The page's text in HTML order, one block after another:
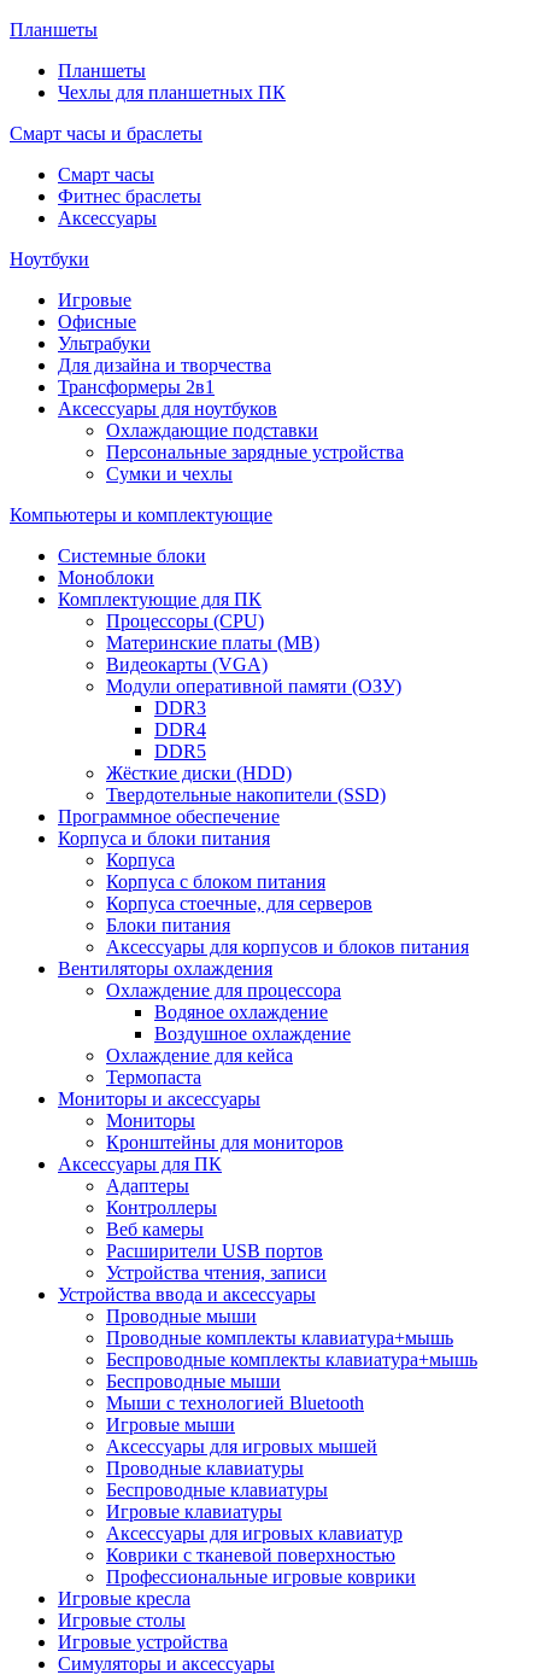
Планшеты
Планшеты
Чехлы для планшетных ПК
Смарт часы и браслеты
Смарт часы
Фитнес браслеты
Аксессуары
Ноутбуки
Игровые
Офисные
Ультрабуки
Для дизайна и творчества
Трансформеры 2в1
Аксессуары для ноутбуков
Охлаждающие подставки
Персональные зарядные устройства
Сумки и чехлы
Компьютеры и комплектующие
Системные блоки
Моноблоки
Комплектующие для ПК
Процессоры (CPU)
Материнские платы (MB)
Видеокарты (VGA)
Модули оперативной памяти (ОЗУ)
DDR3
DDR4
DDR5
Жёсткие диски (HDD)
Твердотельные накопители (SSD)
Программное обеспечение
Корпуса и блоки питания
Корпуса
Корпуса с блоком питания
Корпуса стоечные, для серверов
Блоки питания
Аксессуары для корпусов и блоков питания
Вентиляторы охлаждения
Охлаждение для процессора
Водяное охлаждение
Воздушное охлаждение
Охлаждение для кейса
Термопаста
Мониторы и аксессуары
Мониторы
Кронштейны для мониторов
Аксессуары для ПК
Адаптеры
Контроллеры
Веб камеры
Расширители USB портов
Устройства чтения, записи
Устройства ввода и аксессуары
Проводные мыши
Проводные комплекты клавиатура+мышь
Беспроводные комплекты клавиатура+мышь
Беспроводные мыши
Мыши с технологией Bluetooth
Игровые мыши
Аксессуары для игровых мышей
Проводные клавиатуры
Беспроводные клавиатуры
Игровые клавиатуры
Аксессуары для игровых клавиатур
Коврики с тканевой поверхностью
Профессиональные игровые коврики
Игровые кресла
Игровые столы
Игровые устройства
Симуляторы и аксессуары